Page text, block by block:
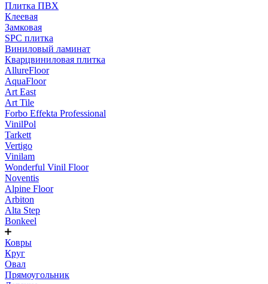
Плитка ПВХ
Клеевая
Замковая
SPC плитка
Виниловый ламинат
Кварцвиниловая плитка
AllureFloor
AquaFloor
Art East
Art Tile
Forbo Effekta Professional
VinilPol
Tarkett
Vertigo
Vinilam
Wonderful Vinil Floor
Noventis
Alpine Floor
Arbiton
Alta Step
Bonkeel
Ковры
Круг
Овал
Прямоугольник